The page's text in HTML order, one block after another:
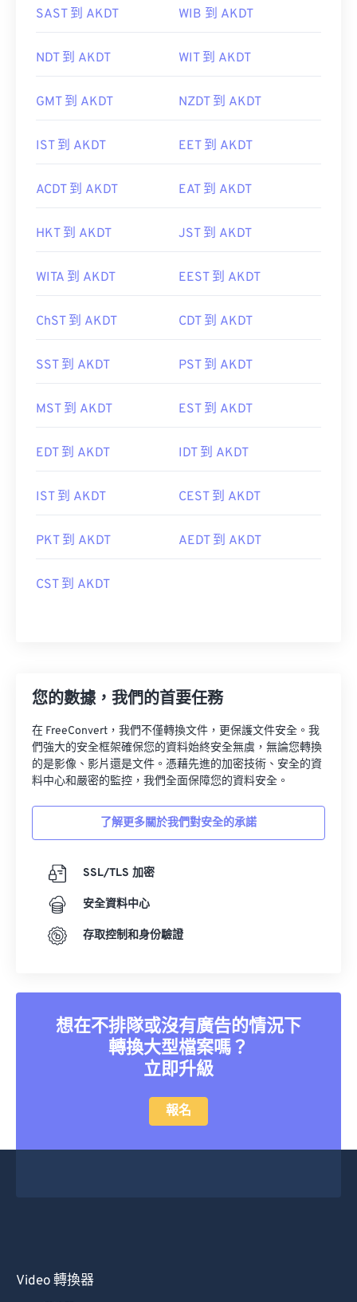
SAST 到 AKDT WIB 到 AKDT
NDT 到 AKDT WIT 到 AKDT
GMT 到 AKDT NZDT 到 AKDT
IST 到 AKDT EET 到 AKDT
ACDT 到 AKDT EAT 到 AKDT
HKT 到 AKDT JST 到 AKDT
WITA 到 AKDT EEST 到 AKDT
ChST 到 AKDT CDT 到 AKDT
SST 到 AKDT PST 到 AKDT
MST 到 AKDT EST 到 AKDT
EDT 到 AKDT IDT 到 AKDT
IST 到 AKDT CEST 到 AKDT
PKT 到 AKDT AEDT 到 AKDT
CST 到 AKDT
您的數據，我們的首要任務
在 FreeConvert，我們不僅轉換文件，更保護文件安全。我
們強大的安全框架確保您的資料始終安全無虞，無論您轉換
的是影像、影片還是文件。憑藉先進的加密技術、安全的資
料中心和嚴密的監控，我們全面保障您的資料安全。
了解更多關於我們對安全的承諾
SSL/TLS 加密
安全資料中心
存取控制和身份驗證
想在不排隊或沒有廣告的情況下
轉換大型檔案嗎？
立即升級
報名
Video 轉換器